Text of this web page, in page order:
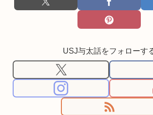
USJ与太話をフォローす